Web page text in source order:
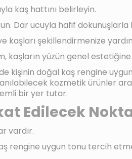
kaş hattını belirleyin.
Dar ucuyla hafif dokunuşlarla
kaşları şekillendirmenize
yüzün genel
kişinin doğal kaş rengine
kozmetik ürünler
bir yer tutar.
Edilecek
vardır.
rengine uygun tonu tercih